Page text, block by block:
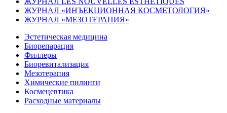
ЖУРНАЛ «ИНЪЕКЦИОННАЯ КОСМЕТОЛОГИЯ»
ЖУРНАЛ «МЕЗОТЕРАПИЯ»
Эстетическая медицина
Биорепарация
Филлеры
Биоревитализация
Мезотерапия
Химические пилинги
Космецевтика
Расходные материалы